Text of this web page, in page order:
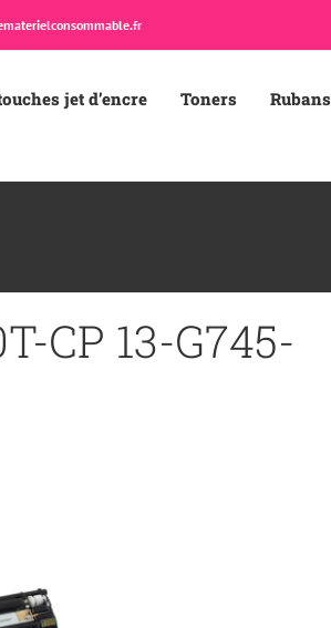
jet d’encre Toners Rubans
CP 13-G745-